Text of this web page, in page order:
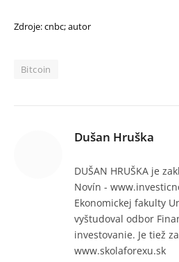
Zdroje: cnbc; autor
Bitcoin
Dušan Hruška
DUŠAN HRUŠKA je
Novín -
Ekonomickej fakulty
vyštudoval odbor
investovanie. Je tiež
www.skolaforexu.sk